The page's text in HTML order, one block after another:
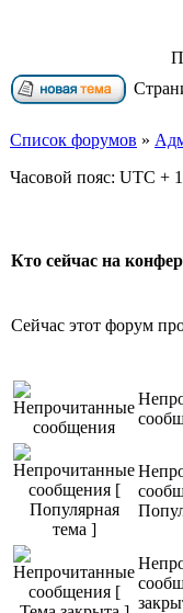
Список форумов »
Часовой пояс: UTC +
Кто сейчас на
Сейчас этот форум